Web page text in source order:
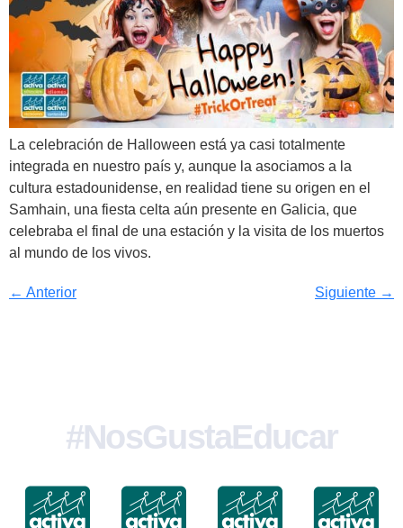
La celebración de Halloween está ya casi totalmente
integrada en nuestro país y, aunque la asociamos a la
cultura estadounidense, en realidad tiene su origen en el
Samhain, una fiesta celta aún presente en Galicia, que
celebraba el final de una estación y la visita de los muertos
al mundo de los vivos.
← Anterior Siguiente →
#NosGustaEducar